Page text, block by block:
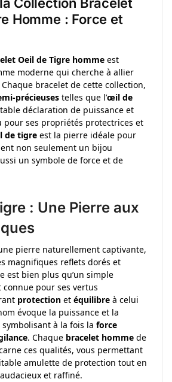
Homme : Force et
Oeil de Tigre homme est
moderne qui cherche à allier
bracelet de cette collection,
précieuses telles que l’œil de
déclaration de puissance et
pour ses propriétés protectrices et
de tigre est la pierre idéale pour
non seulement un bijou
un symbole de force et de
: Une Pierre aux
pierre naturellement captivante,
magnifiques reflets dorés et
est bien plus qu’un simple
connue pour ses vertus
protection et équilibre à celui
évoque la puissance et la
à la fois la force
. Chaque bracelet homme de
ces qualités, vous permettant
amulette de protection tout en
et raffiné.